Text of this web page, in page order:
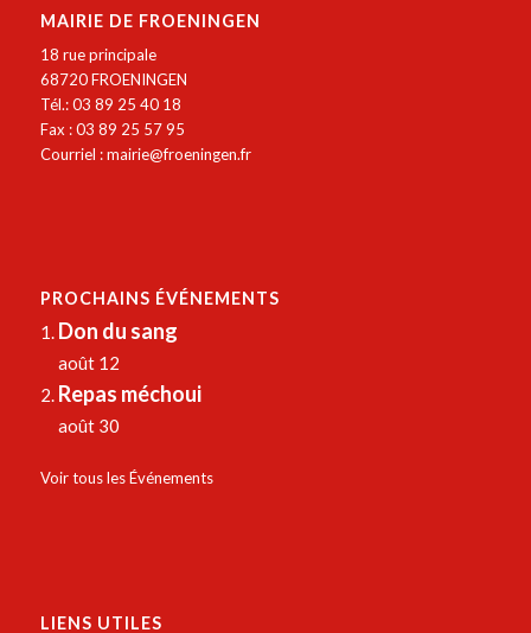
MAIRIE DE FROENINGEN
18 rue principale
68720 FROENINGEN
Tél.: 03 89 25 40 18
Fax : 03 89 25 57 95
Courriel :mairie@froeningen.fr
PROCHAINS ÉVÉNEMENTS
Don du sang
août 12
Repas méchoui
août 30
Voir tous les Événements
LIENS UTILES